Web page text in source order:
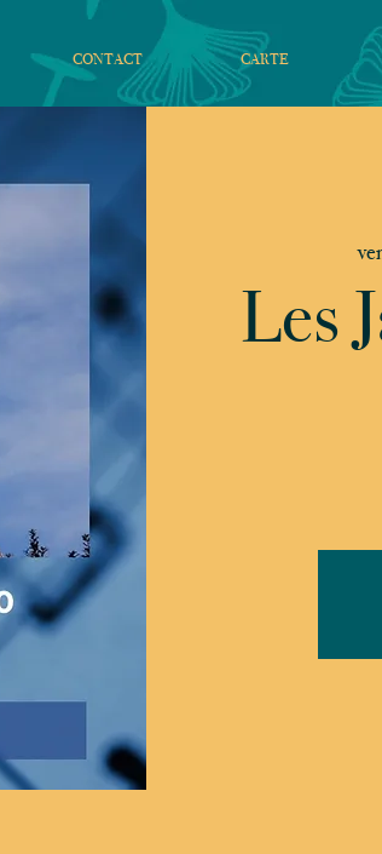
CONTACT CARTE
Les